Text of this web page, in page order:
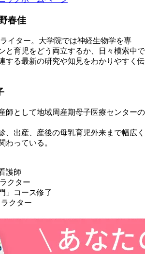
春佳
イター。大学院では神経生物学を専
と育児をどう両立するか、日々模索中で
する最新の研究や知見をわかりやすく伝
師として地域周産期母子医療センターの
、出産、産後の母乳育児外来まで幅広く
わっている。
護師
クター
」コース修了
ラクター